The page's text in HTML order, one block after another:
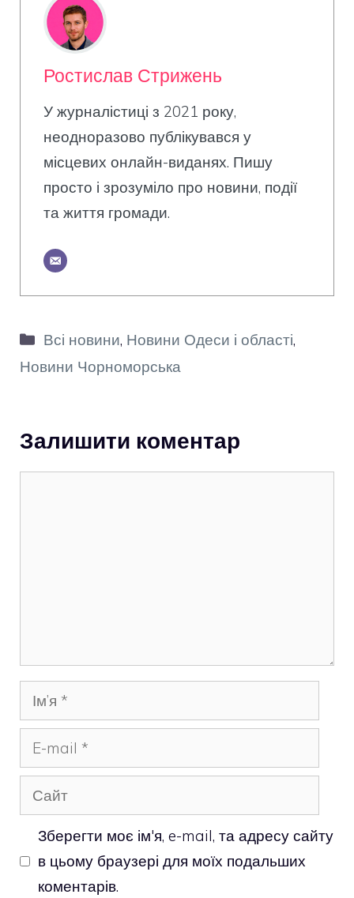
Ростислав Стрижень
У журналістиці з 2021 року,
неодноразово публікувався у
місцевих онлайн-виданях. Пишу
просто і зрозуміло про новини, події
та життя громади.
Категорії
Всі новини, Новини Одеси і області,
Новини Чорноморська
Залишити коментар
Ім’я
mail
Сайт
Зберегти моє ім'я, e-mail, та адресу сайту
в цьому браузері для моїх подальших
коментарів.